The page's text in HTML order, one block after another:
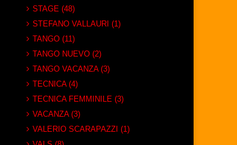
STAGE (48)
STEFANO VALLAURI (1)
TANGO (11)
TANGO NUEVO (2)
TANGO VACANZA (3)
TECNICA (4)
TECNICA FEMMINILE (3)
VACANZA (3)
VALERIO SCARAPAZZI (1)